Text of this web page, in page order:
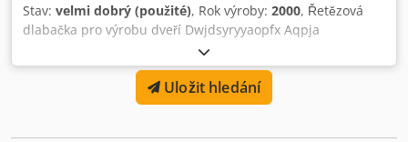
Stav: velmi dobrý (použité), Rok výroby: 2000, Řetězová
dlabačka pro výrobu dveří Dwjdsyryyaopfx Aqpja
Maximální délka dlabu: 300 mm Maximální hloubka dlabu:
170 mm Příčný posuv hlavy: 100 mm Naklápění hlavy Motor
řetězu: 5,5 HP 2 x horizontální vrtáky, Ø: 38 mm, rozteč: 75
mm 2 x vertikální vrtáky, rozteč: 85 mm Pneumatické
Uložit hledání